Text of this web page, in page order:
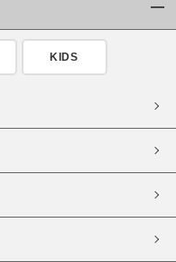
WEB限定
KIDS